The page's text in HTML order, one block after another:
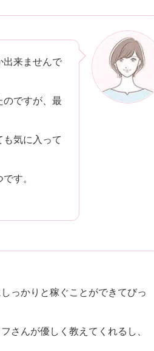
出来ませんで
のですが、最
気に入って
す。
っかりと稼ぐことができてびっ
さんが優しく教えてくれるし、